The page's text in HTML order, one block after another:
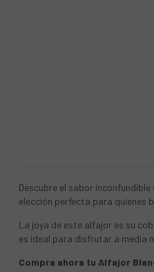
Descubre el sabor
elección perfecta para quienes
La joya de este alfajor es su
es ideal para disfrutar a media
Compra ahora tu Alfajor